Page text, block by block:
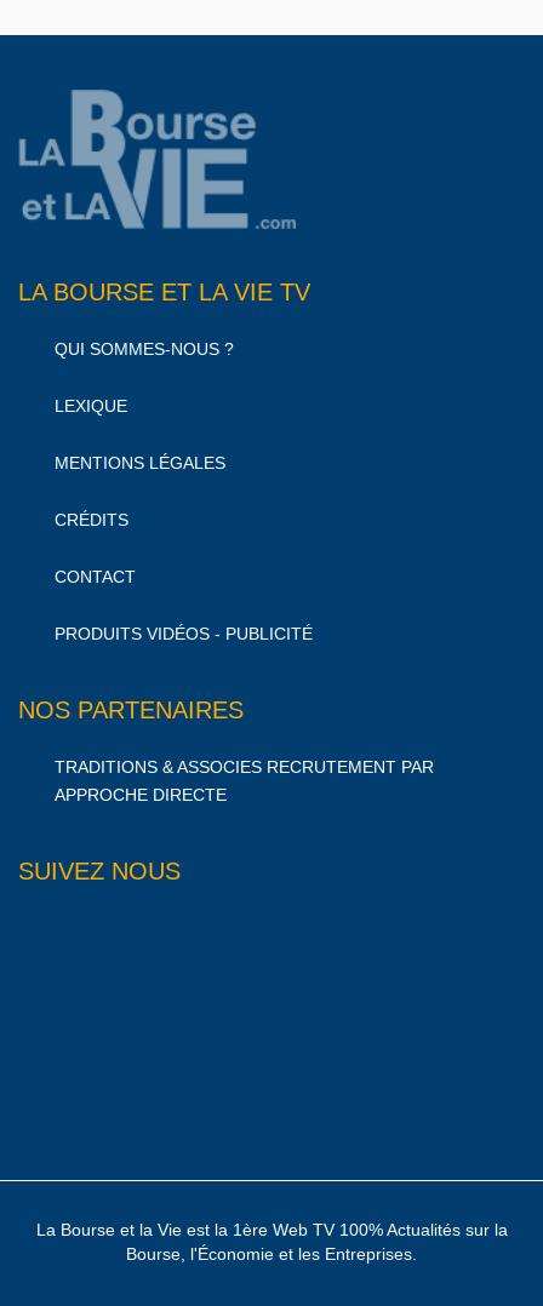
LA BOURSE ET LA VIE TV
QUI SOMMES-NOUS ?
LEXIQUE
MENTIONS LÉGALES
CRÉDITS
CONTACT
PRODUITS VIDÉOS - PUBLICITÉ
NOS PARTENAIRES
TRADITIONS & ASSOCIES RECRUTEMENT PAR
APPROCHE DIRECTE
SUIVEZ NOUS
La Bourse et la Vie est la 1ère Web TV 100% Actualités sur la
Bourse, l'Économie et les Entreprises.